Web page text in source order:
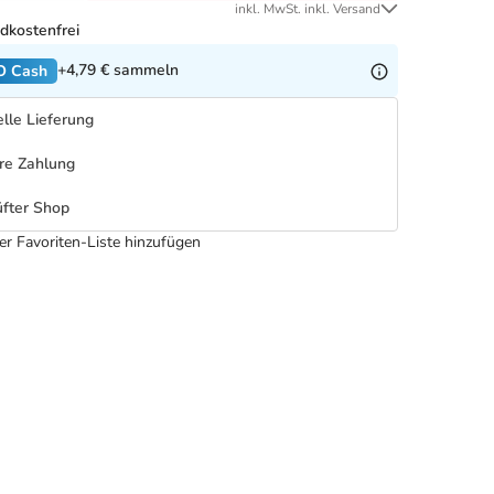
inkl. MwSt. inkl. Versand
Cash +4,79 € sammeln
Lieferung
Zahlung
Shop
Favoriten-Liste hinzufügen